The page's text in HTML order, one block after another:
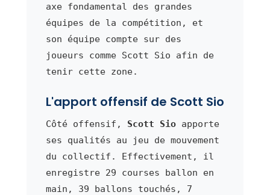
axe fondamental des grandes
équipes de la compétition, et
son équipe compte sur des
joueurs comme Scott Sio afin de
tenir cette zone.
L'apport offensif de Scott Sio
Côté offensif, Scott Sioapporte
ses qualités au jeu de mouvement
du collectif. Effectivement, il
enregistre 29 courses ballon en
main, 39 ballons touchés, 7